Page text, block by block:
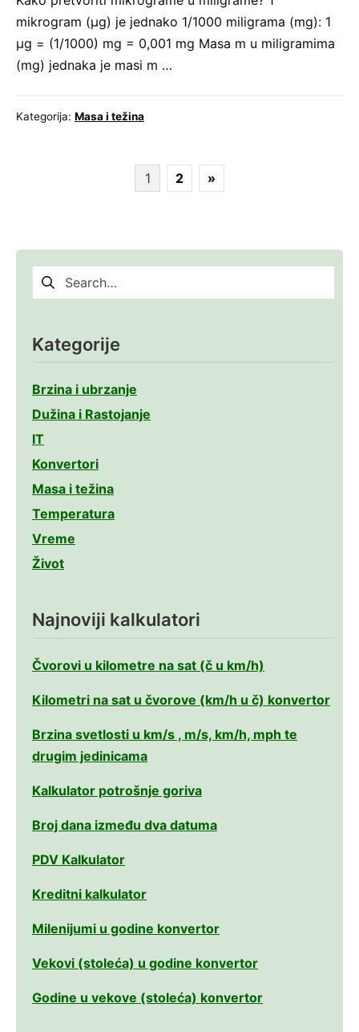
mikrogram (μg) je jednako 1/1000 miligrama (mg): 1
μg = (1/1000) mg = 0,001 mg Masa m u miligramima
(mg) jednaka je masi m …
Kategorija: Masa i težina
1 2 »
Pretraga
za:
Kategorije
Brzina i ubrzanje
Dužina i Rastojanje
IT
Konvertori
Masa i težina
Temperatura
Vreme
Život
Najnoviji kalkulatori
Čvorovi u kilometre na sat (č u km/h)
Kilometri na sat u čvorove (km/h u č) konvertor
Brzina svetlosti u km/s , m/s, km/h, mph te
drugim jedinicama
Kalkulator potrošnje goriva
Broj dana između dva datuma
PDV Kalkulator
Kreditni kalkulator
Milenijumi u godine konvertor
Vekovi (stoleća) u godine konvertor
Godine u vekove (stoleća) konvertor